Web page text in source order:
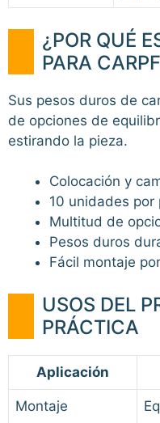
¿POR QUÉ
PARA
Sus pesos duros de
de opciones de
estirando la pieza.
Colocación y
10 unidades por
Multitud de
Pesos duros
Fácil montaje
USOS DEL
PRÁCTICA
Aplicación
Montaje